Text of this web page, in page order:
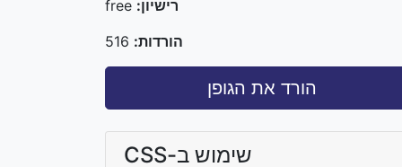
רישיון:
הורדות:
הורד את הגופן
שימוש ב-CSS